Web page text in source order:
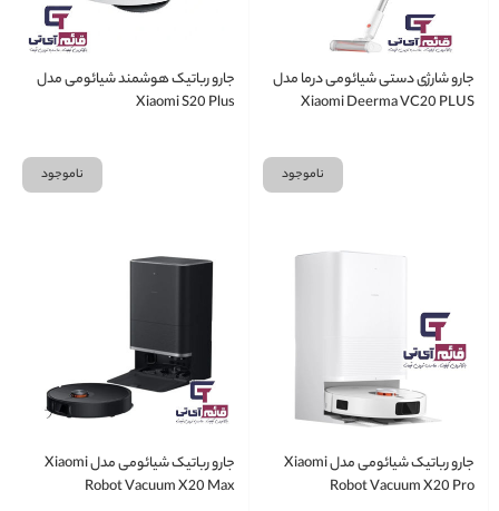
جارو شارژی دستی شیائومی درما مدل
Xiaomi Deerma VC20 PLUS
ناموجود
جارو رباتیک هوشمند شیائومی مدل
Xiaomi S20 Plus
ناموجود
جارو رباتیک شیائومی مدل Xiaomi
Robot Vacuum X20 Pro
جارو رباتیک شیائومی مدل Xiaomi
Robot Vacuum X20 Max